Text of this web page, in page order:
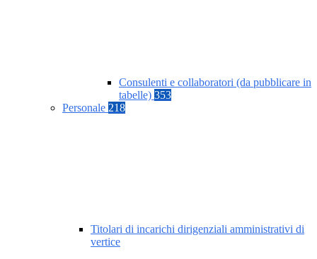
Consulenti e collaboratori (da pubblicare in
tabelle) 353
Personale 218
Titolari di incarichi dirigenziali amministrativi di
vertice